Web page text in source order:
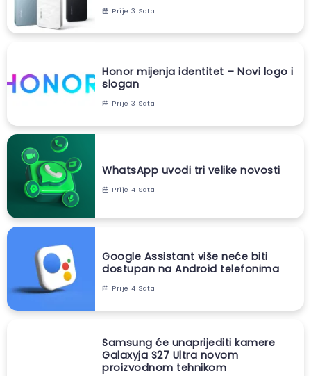
Prije 3 Sata
Honor mijenja identitet – Novi logo i
slogan
Prije 3 Sata
WhatsApp uvodi tri velike novosti
Prije 4 Sata
Google Assistant više neće biti
dostupan na Android telefonima
Prije 4 Sata
Samsung će unaprijediti kamere
Galaxyja S27 Ultra novom
proizvodnom tehnikom